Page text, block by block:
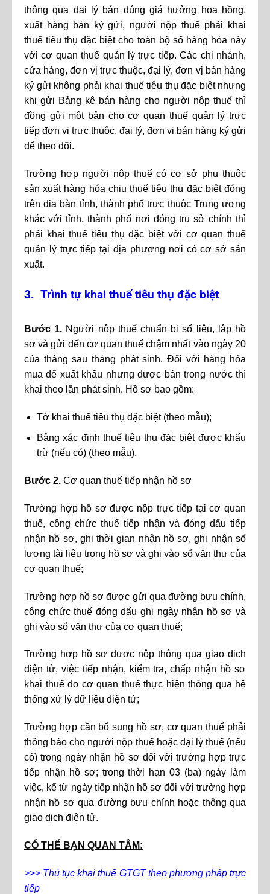
thông qua đại lý bán đúng giá hưởng hoa hồng,
xuất hàng bán ký gửi, người nộp thuế phải khai
thuế tiêu thụ đặc biệt cho toàn bộ số hàng hóa này
với cơ quan thuế quản lý trực tiếp. Các chi nhánh,
cửa hàng, đơn vị trực thuộc, đại lý, đơn vị bán hàng
ký gửi không phải khai thuế tiêu thụ đặc biệt nhưng
khi gửi Bảng kê bán hàng cho người nộp thuế thì
đồng gửi một bản cho cơ quan thuế quản lý trực
tiếp đơn vị trực thuộc, đại lý, đơn vị bán hàng ký gửi
để theo dõi.
Trường hợp người nộp thuế có cơ sở phụ thuộc
sản xuất hàng hóa chịu thuế tiêu thụ đặc biệt đóng
trên địa bàn tỉnh, thành phố trực thuộc Trung ương
khác với tỉnh, thành phố nơi đóng trụ sở chính thì
phải khai thuế tiêu thụ đặc biệt với cơ quan thuế
quản lý trực tiếp tại địa phương nơi có cơ sở sản
xuất.
3. Trình tự khai thuế tiêu thụ đặc biệt
Bước 1. Người nộp thuế chuẩn bị số liệu, lập hồ
sơ và gửi đến cơ quan thuế chậm nhất vào ngày 20
của tháng sau tháng phát sinh. Đối với hàng hóa
mua để xuất khẩu nhưng được bán trong nước thì
khai theo lần phát sinh. Hồ sơ bao gồm:
Tờ khai thuế tiêu thụ đặc biệt (theo mẫu);
Bảng xác định thuế tiêu thụ đặc biệt được khấu
trừ (nếu có) (theo mẫu).
Bước 2. Cơ quan thuế tiếp nhận hồ sơ
Trường hợp hồ sơ được nộp trực tiếp tại cơ quan
thuế, công chức thuế tiếp nhận và đóng dấu tiếp
nhận hồ sơ, ghi thời gian nhận hồ sơ, ghi nhận số
lượng tài liệu trong hồ sơ và ghi vào sổ văn thư của
cơ quan thuế;
Trường hợp hồ sơ được gửi qua đường bưu chính,
công chức thuế đóng dấu ghi ngày nhận hồ sơ và
ghi vào sổ văn thư của cơ quan thuế;
Trường hợp hồ sơ được nộp thông qua giao dịch
điện tử, việc tiếp nhận, kiểm tra, chấp nhận hồ sơ
khai thuế do cơ quan thuế thực hiện thông qua hệ
thống xử lý dữ liệu điện tử;
Trường hợp cần bổ sung hồ sơ, cơ quan thuế phải
thông báo cho người nộp thuế hoặc đại lý thuế (nếu
có) trong ngày nhận hồ sơ đối với trường hợp trực
tiếp nhận hồ sơ; trong thời hạn 03 (ba) ngày làm
việc, kể từ ngày tiếp nhận hồ sơ đối với trường hợp
nhận hồ sơ qua đường bưu chính hoặc thông qua
giao dịch điện tử.
CÓ THỂ BẠN QUAN TÂM:
>>> Thủ tục khai thuế GTGT theo phương pháp trực
tiếp